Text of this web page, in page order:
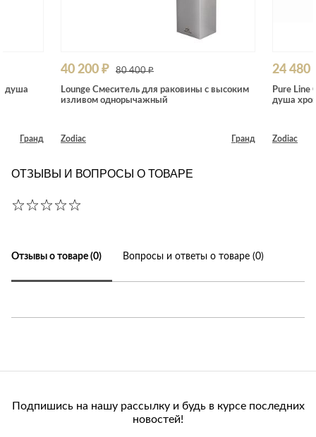
душа
Гранд
40 200 ₽ 80 400 ₽
Lounge Смеситель для раковины с высоким
изливом однорычажный
Zodiac Гранд
24 480
Pure Line
душа
Zodiac
ОТЗЫВЫ И ВОПРОСЫ О ТОВАРЕ
Отзывы о товаре (0) Вопросы и ответы о товаре (0)
Подпишись на нашу рассылку и будь в курсе последних
новостей!